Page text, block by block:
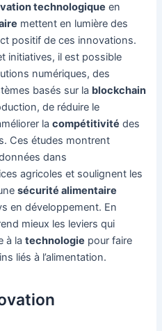
technologique en
mettent en lumière des
positif de ces innovations.
initiatives, il est possible
numériques, des
basés sur la blockchain
de réduire le
lacompétitivité des
Ces études montrent
dans
agricoles et soulignent les
sécurité alimentaire
en développement. En
mieux les leviers qui
à latechnologie pour faire
liés à l’alimentation.